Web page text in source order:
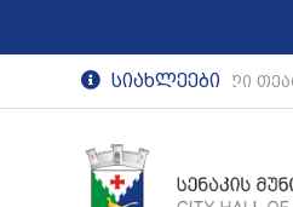
სიახლეები
რეგიონული